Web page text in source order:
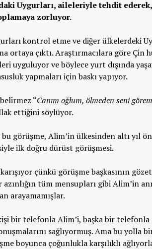
Uygurları, aileleriyle tehdit
zorluyor.
kontrol etme ve diğer ülkelerdeki
ortaya çıktı. Araştırmacılara göre Çin
uyguluyor ve böylece yurt dışında
yapmaları için baskı yapıyor.
“Canım oğlum, ölmeden seni
ettiğini söylüyor.
görüşme, Alim’in ülkesinden altı yıl
ilk doğru dürüst görüşmesi.
çünkü görüşme başkasının
tüm mensupları gibi Alim’in
arayamamışlar.
bir telefonla Alim’i, başka bir
sağlıyormuş. Ama bu yolla
boyunca çoğunlukla karşılıklı